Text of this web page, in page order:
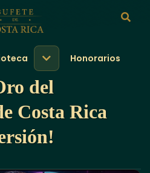
Honorarios
del
Costa Rica